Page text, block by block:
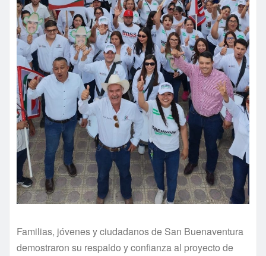
Familias, jóvenes y ciudadanos de San Buenaventura
demostraron su respaldo y confianza al proyecto de